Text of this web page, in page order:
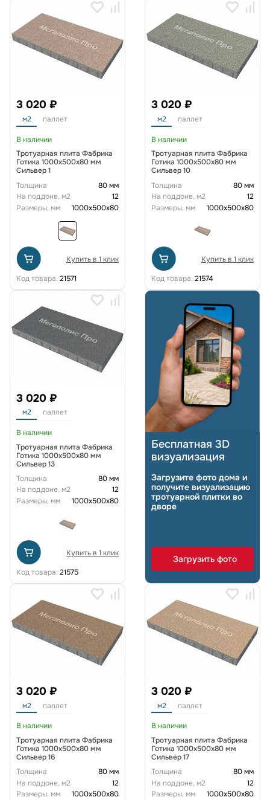
3 020 ₽
м2 паллет
В наличии
Тротуарная плита Фабрика
Готика 1000x500x80 мм
Сильвер 1
Толщина
80 мм
На поддоне, м2
12
Размеры, мм
1000x500x80
Купить в 1 клик
Код товара: 21571
3 020 ₽
м2 паллет
В наличии
Тротуарная плита Фабрика
Готика 1000x500x80 мм
Сильвер 10
Толщина
80 мм
На поддоне, м2
12
Размеры, мм
1000x500x80
Купить в 1 клик
Код товара: 21574
3 020 ₽
м2 паллет
В наличии
Тротуарная плита Фабрика
Готика 1000x500x80 мм
Сильвер 13
Толщина
80 мм
На поддоне, м2
12
Размеры, мм
1000x500x80
Купить в 1 клик
Код товара: 21575
Бесплатная 3D
визуализация
Загрузите фото дома и
получите визуализацию
тротуарной плитки во
дворе
Загрузить фото
3 020 ₽
м2 паллет
В наличии
Тротуарная плита Фабрика
Готика 1000x500x80 мм
Сильвер 16
Толщина
80 мм
На поддоне, м2
12
Размеры, мм
1000x500x80
3 020 ₽
м2 паллет
В наличии
Тротуарная плита Фабрика
Готика 1000x500x80 мм
Сильвер 17
Толщина
80 мм
На поддоне, м2
12
Размеры, мм
1000x500x80